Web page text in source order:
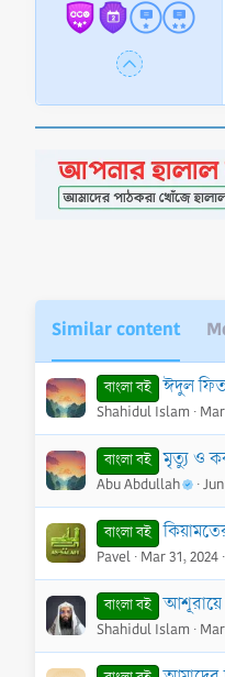
Similar content
বাংলা বই ঈদুল
Shahidul Islam
বাংলা বই মৃত্যু ও
Abu Abdullah
বাংলা বই
Pavel Mar 31, 2024
বাংলা বই আশূরায়ে
Shahidul Islam